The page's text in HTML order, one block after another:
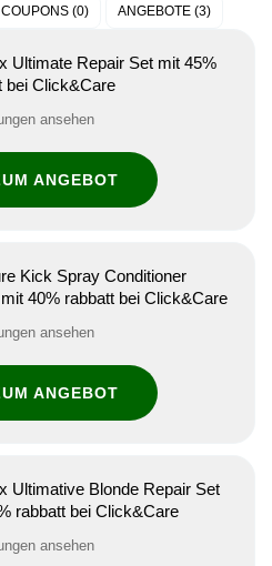
COUPONS (0) ANGEBOTE (3)
Ultimate Repair Set mit 45%
bei Click&Care
ansehen
ANGEBOT
Kick Spray Conditioner
40% rabbatt bei Click&Care
ansehen
ANGEBOT
Ultimative Blonde Repair Set
rabbatt bei Click&Care
ansehen